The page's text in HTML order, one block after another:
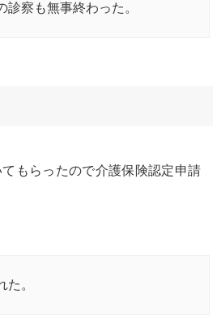
察も無事終わった。
もらったので介護保険認定申請
た。